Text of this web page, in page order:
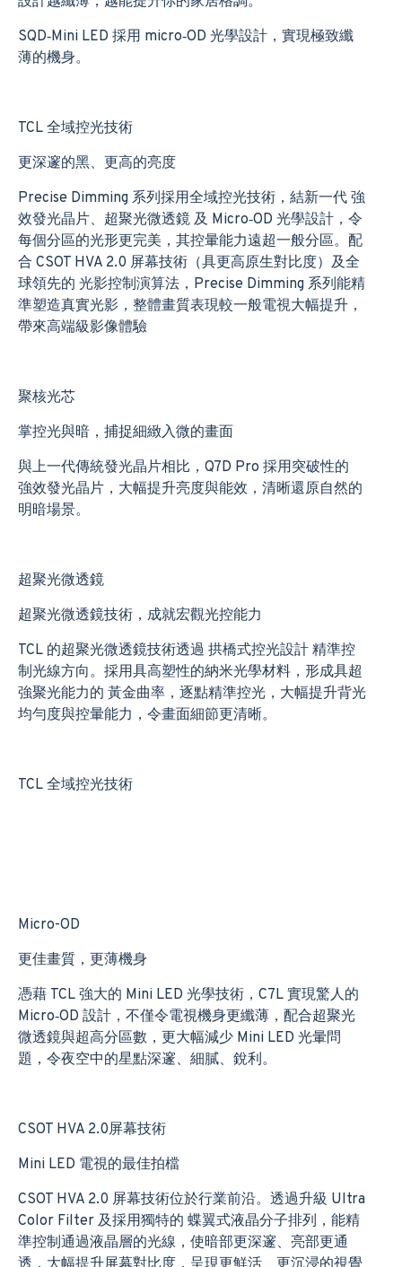
SQD‑Mini LED 採用 micro‑OD 光學設計，實現極致纖
薄的機身。
TCL 全域控光技術
更深邃的黑、更高的亮度
Precise Dimming 系列採用全域控光技術，結新一代 強
效發光晶片、超聚光微透鏡 及 Micro‑OD 光學設計，令
每個分區的光形更完美，其控暈能力遠超一般分區。配
合 CSOT HVA 2.0 屏幕技術（具更高原生對比度）及全
球領先的 光影控制演算法，Precise Dimming 系列能精
準塑造真實光影，整體畫質表現較一般電視大幅提升，
帶來高端級影像體驗
聚核光芯
掌控光與暗，捕捉細緻入微的畫面
與上一代傳統發光晶片相比，Q7D Pro 採用突破性的
強效發光晶片，大幅提升亮度與能效，清晰還原自然的
明暗場景。
超聚光微透鏡
超聚光微透鏡技術，成就宏觀光控能力
TCL 的超聚光微透鏡技術透過 拱橋式控光設計 精準控
制光線方向。採用具高塑性的納米光學材料，形成具超
強聚光能力的 黃金曲率，逐點精準控光，大幅提升背光
均勻度與控暈能力，令畫面細節更清晰。
TCL 全域控光技術
Micro-OD
更佳畫質，更薄機身
憑藉 TCL 強大的 Mini LED 光學技術，C7L 實現驚人的
Micro‑OD 設計，不僅令電視機身更纖薄，配合超聚光
微透鏡與超高分區數，更大幅減少 Mini LED 光暈問
題，令夜空中的星點深邃、細膩、銳利。
CSOT HVA 2.0屏幕技術
Mini LED 電視的最佳拍檔
CSOT HVA 2.0 屏幕技術位於行業前沿。透過升級 Ultra
Color Filter 及採用獨特的 蝶翼式液晶分子排列，能精
準控制通過液晶層的光線，使暗部更深邃、亮部更通